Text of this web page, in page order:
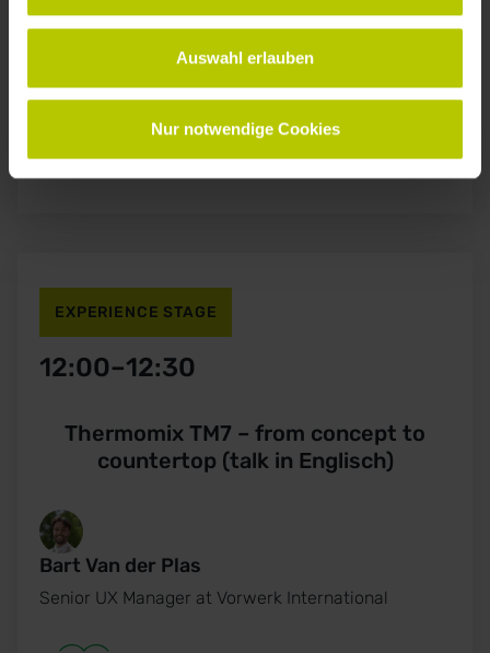
Auswahl erlauben
Nur notwendige Cookies
Prof. Dr. Michael Kipp
Professor & Leiter des Didaktik-Medien-Zentrums
EXPERIENCE STAGE
12:00–12:30
Thermomix TM7 – from concept to
countertop (talk in Englisch)
Bart Van der Plas
Senior UX Manager at Vorwerk International